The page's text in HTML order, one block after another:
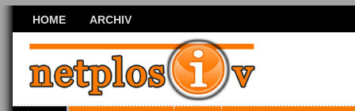
HOME ARCHIV